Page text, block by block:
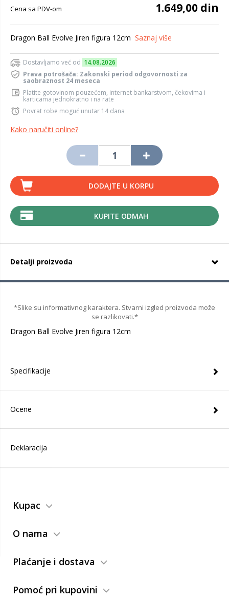
Cena sa PDV-om 1.649,00 din
Dragon Ball Evolve Jiren figura 12cm Saznaj više
Dostavljamo već od 14.08.2026
Prava potrošača: Zakonski period odgovornosti za
saobraznost 24 meseca
Platite gotovinom pouzećem, internet bankarstvom, čekovima i
karticama jednokratno i na rate
Povrat robe moguć unutar 14 dana
Kako naručiti online?
DODAJTE U KORPU
KUPITE ODMAH
Detalji proizvoda
*Slike su informativnog karaktera. Stvarni izgled proizvoda može
se razlikovati.*
Dragon Ball Evolve Jiren figura 12cm
Specifikacije
Ocene
Deklaracija
Kupac
O nama
Plaćanje i dostava
Pomoć pri kupovini